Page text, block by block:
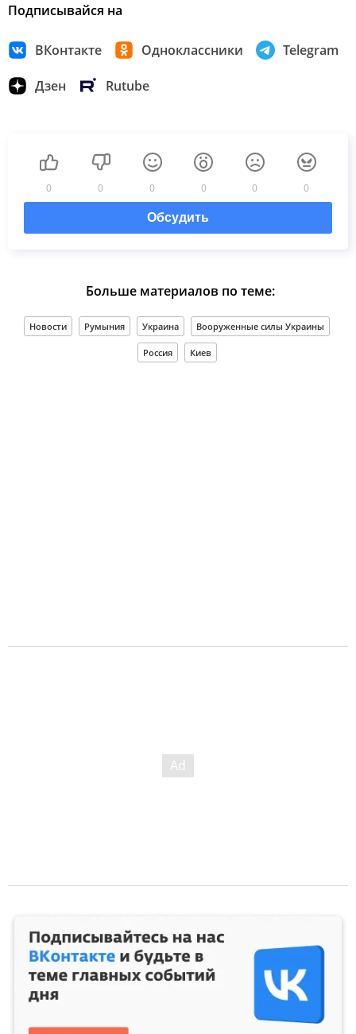
Подписывайся на
ВКонтакте Одноклассники Telegram
Дзен Rutube
0 0 0 0 0 0
Обсудить
Больше материалов по теме:
Новости Румыния Украина Вооруженные силы Украины
Россия Киев